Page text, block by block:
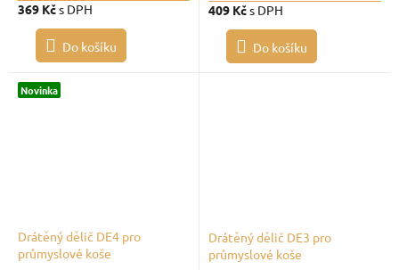
369 Kčs DPH
Do košíku
409 Kčs DPH
Do košíku
Novinka
Drátěný dělič DE4 pro
průmyslové koše
Drátěný dělič DE3 pro
průmyslové koše